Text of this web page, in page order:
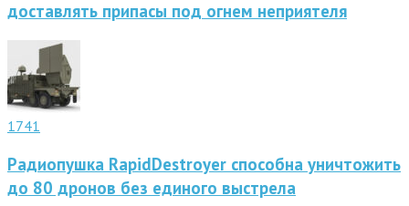
доставлять припасы под огнем неприятеля
1741
Радиопушка RapidDestroyer способна уничтожить
до 80 дронов без единого выстрела